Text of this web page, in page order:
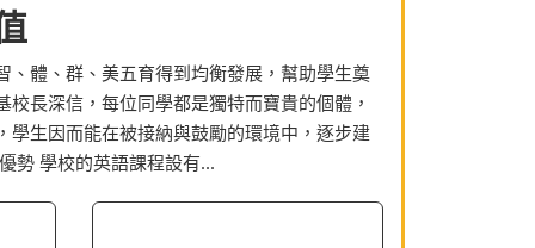
體、群、美五育得到均衡發展，幫助學生奠
長深信，每位同學都是獨特而寶貴的個體，
生因而能在被接納與鼓勵的環境中，逐步建
勢 學校的英語課程設有...